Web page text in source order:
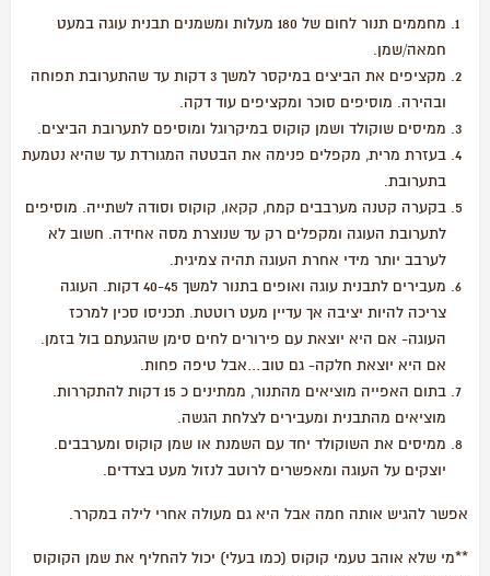
מחממים תנור לחום של 180 מעלות ומשמנים תבנית עוגה במעט
חמאה/שמן.
מקציפים את הביצים במיקסר למשך 3 דקות עד שהתערובת תפוחה
ובהירה. מוסיפים סוכר ומקציפים עוד דקה.
ממיסים שוקולד ושמן קוקוס במיקרוגל ומוסיפם לתערובת הביצים.
בעזרת מרית, מקפלים פנימה את הבטטה המגורדת עד שהיא נטמעת
בתערובת.
בקערה קטנה מערבבים קמח, קקאו, קוקוס וסודה לשתייה. מוסיפים
לתערובת העוגה ומקפלים רק עד שנוצרת מסה אחידה. חשוב לא
לערבב יותר מידי אחרת העוגה תהיה צמיגית.
מעבירים לתבנית עוגה ואופים בתנור למשך 40-45 דקות. העוגה
צריכה להיות יציבה אך עדיין מעט רוטטת. תכניסו סכין למרכז
העוגה- אם היא יוצאת עם פירורים לחים סימן שהגעתם בול בזמן.
אם היא יוצאת חלקה- גם טוב…אבל טיפה פחות.
בתום האפייה מוציאים מהתנור, ממתינים כ 15 דקות להתקררות.
מוציאים מהתבנית ומעבירים לצלחת הגשה.
ממיסים את השוקולד יחד עם השמנת או שמן קוקוס ומערבבים.
יוצקים על העוגה ומאפשרים לרוטב לנזול מעט בצדדים.
אפשר להגיש אותה חמה אבל היא גם מעולה אחרי לילה במקרר.
**מי שלא אוהב טעמי קוקוס (כמו בעלי) יכול להחליף את שמן הקוקוס